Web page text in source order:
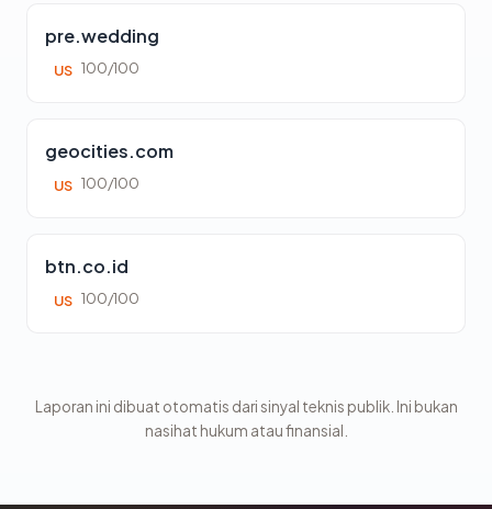
pre.wedding
US 100/100
geocities.com
US 100/100
btn.co.id
US 100/100
Laporan ini dibuat otomatis dari sinyal teknis publik. Ini bukan
nasihat hukum atau finansial.